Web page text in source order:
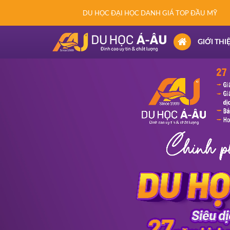
DU HỌC ĐẠI HỌC DANH GIÁ TOP ĐẦU MỸ
(CURRENT)
GIỚI